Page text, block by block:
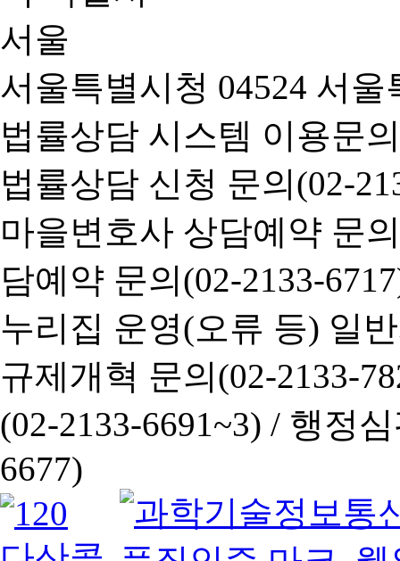
서울특별시청 04524 서
법률상담 시스템 이용문
법률상담 신청 문의(02-
마을변호사 상담예약 문
담예약 문의(02-2133-
누리집 운영(오류 등) 일
규제개혁 문의(02-2133-
(02-2133-6691~3) / 행정심
6677)